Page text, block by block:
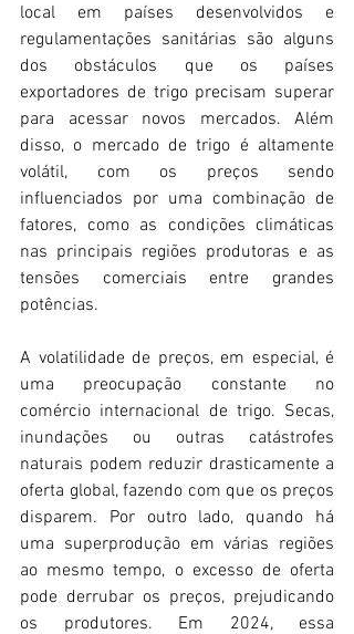
local em países desenvolvidos e
regulamentações sanitárias são alguns
dos obstáculos que os países
exportadores de trigo precisam superar
para acessar novos mercados. Além
disso, o mercado de trigo é altamente
volátil, com os preços sendo
influenciados por uma combinação de
fatores, como as condições climáticas
nas principais regiões produtoras e as
tensões comerciais entre grandes
potências.
A volatilidade de preços, em especial, é
uma preocupação constante no
comércio internacional de trigo. Secas,
inundações ou outras catástrofes
naturais podem reduzir drasticamente a
oferta global, fazendo com que os preços
disparem. Por outro lado, quando há
uma superprodução em várias regiões
ao mesmo tempo, o excesso de oferta
pode derrubar os preços, prejudicando
os produtores. Em 2024, essa